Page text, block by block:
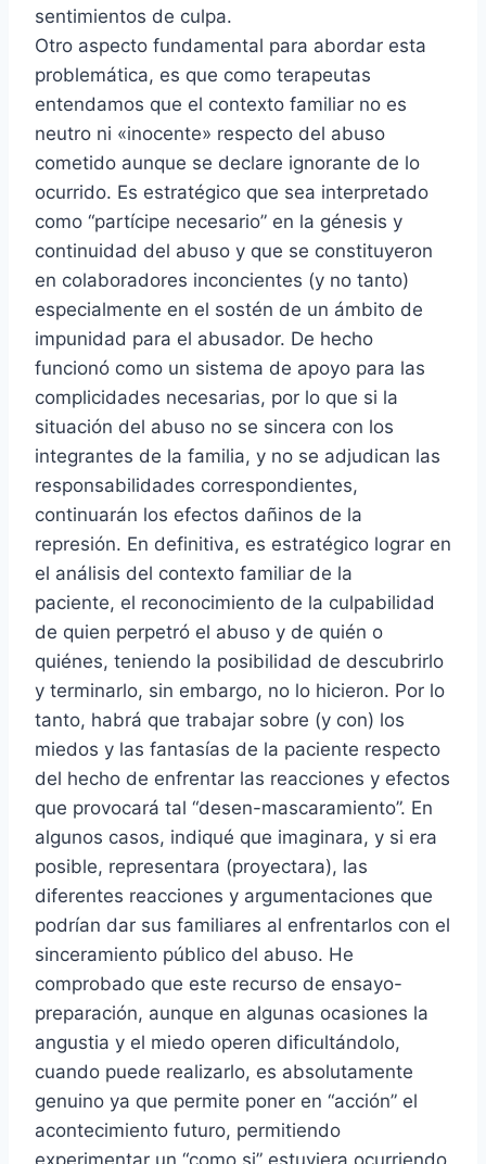
sentimientos de culpa.
Otro aspecto fundamental para abordar esta
problemática, es que como terapeutas
entendamos que el contexto familiar no es
neutro ni «inocente» respecto del abuso
cometido aunque se declare ignorante de lo
ocurrido. Es estratégico que sea interpretado
como “partícipe necesario” en la génesis y
continuidad del abuso y que se constituyeron
en colaboradores inconcientes (y no tanto)
especialmente en el sostén de un ámbito de
impunidad para el abusador. De hecho
funcionó como un sistema de apoyo para las
complicidades necesarias, por lo que si la
situación del abuso no se sincera con los
integrantes de la familia, y no se adjudican las
responsabilidades correspondientes,
continuarán los efectos dañinos de la
represión. En definitiva, es estratégico lograr en
el análisis del contexto familiar de la
paciente, el reconocimiento de la culpabilidad
de quien perpetró el abuso y de quién o
quiénes, teniendo la posibilidad de descubrirlo
y terminarlo, sin embargo, no lo hicieron. Por lo
tanto, habrá que trabajar sobre (y con) los
miedos y las fantasías de la paciente respecto
del hecho de enfrentar las reacciones y efectos
que provocará tal “desen-mascaramiento”. En
algunos casos, indiqué que imaginara, y si era
posible, representara (proyectara), las
diferentes reacciones y argumentaciones que
podrían dar sus familiares al enfrentarlos con el
sinceramiento público del abuso. He
comprobado que este recurso de ensayo-
preparación, aunque en algunas ocasiones la
angustia y el miedo operen dificultándolo,
cuando puede realizarlo, es absolutamente
genuino ya que permite poner en “acción” el
acontecimiento futuro, permitiendo
experimentar un “como si” estuviera ocurriendo